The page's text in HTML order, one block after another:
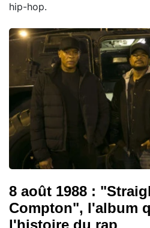
hip-hop.
8 août 1988 :
Compton", l'album